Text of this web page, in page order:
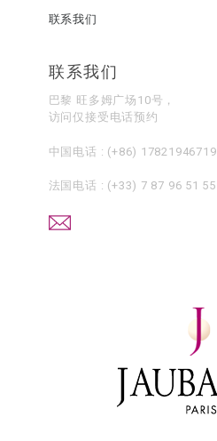
联系我们
联系我们
巴黎 旺多姆广场10号，
访问仅接受电话预约
中国电话 : (+86) 17821946719
法国电话 : (+33) 7 87 96 51 55